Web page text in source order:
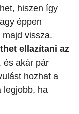
hiszen így
éppen
vissza.
ellazítani az
és akár pár
hozhat a
legjobb, ha